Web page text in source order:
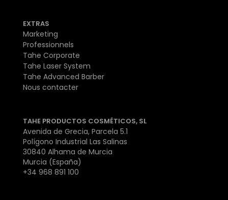
EXTRAS
Marketing
Professionnels
Tahe Corporate
Tahe Laser System
Tahe Advanced Barber
Nous contacter
TAHE PRODUCTOS COSMÉTICOS, SL
Avenida de Grecia, Parcela 5.1
Polígono Industrial Las Salinas
30840 Alhama de Murcia
Murcia (España)
+34 968 891 100